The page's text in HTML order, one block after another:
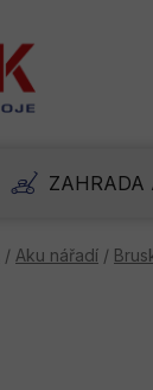
ZAHRADA
/ Aku nářadí /